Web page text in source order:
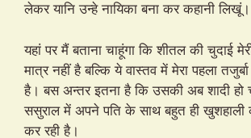
लेकर यानि उन्हे नायिका बना कर कहानी लिखूं।
यहां पर मैं बताना चाहूंगा कि शीतल की चुदाई
मात्र नहीं है बल्कि ये वास्तव में मेरा पहला
है। बस अन्तर इतना है कि उसकी अब शादी हो
ससुराल में अपने पति के साथ बहुत ही खुशहाली
कर रही है।